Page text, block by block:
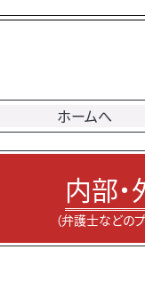
ホームへ
内部
（弁護士などの